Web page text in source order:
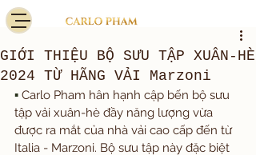
GIỚI THIỆU BỘ SƯU TẬP XUÂN-HÈ
2024 TỪ HÃNG VẢI Marzoni
▪️ Carlo Pham hân hạnh cập bến bộ sưu
tập vải xuân-hè đầy năng lượng vừa
được ra mắt của nhà vải cao cấp đến từ
Italia - Marzoni. Bộ sưu tập này đặc biệt